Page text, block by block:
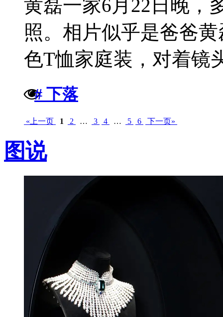
黄磊一家6月22日晚，
照。相片似乎是爸爸
色T恤家庭装，对着镜
# 下落
«上一页 1 2 … 3 4 … 5 6 下一页»
图说